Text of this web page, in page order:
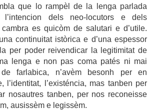
que lo rampèl de la lenga parlada
dels neo-locutors e dels
es quicòm de salutari e d’utile.
continuitat istòrica e d’una espessor
per poder reivendicar la legitimitat de
lenga e non pas coma patés ni mai
farlabica, n’avèm besonh per en
l’identitat, l’existéncia, mas tanben per
nosautres tanben, per nos reconeisse
ausissèm e legissèm.